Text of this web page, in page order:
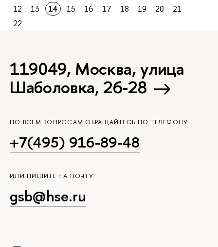
12
13 14 15 16 17 18 19 20
21
22
119049, Москва, улица
Шаболовка, 26-28
ПО ВСЕМ ВОПРОСАМ ОБРАЩАЙТЕСЬ ПО ТЕЛЕФОНУ
+7(495) 916-89-48
ИЛИ ПИШИТЕ НА ПОЧТУ
gsb@hse.ru